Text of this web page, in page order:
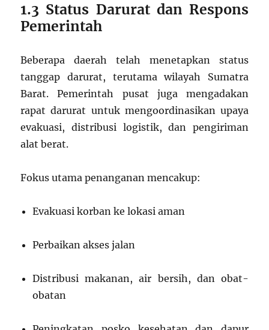
1.3 Status Darurat dan Respons
Pemerintah
Beberapa daerah telah menetapkan status
tanggap darurat, terutama wilayah Sumatra
Barat. Pemerintah pusat juga mengadakan
rapat darurat untuk mengoordinasikan upaya
evakuasi, distribusi logistik, dan pengiriman
alat berat.
Fokus utama penanganan mencakup:
Evakuasi korban ke lokasi aman
Perbaikan akses jalan
Distribusi makanan, air bersih, dan obat-
obatan